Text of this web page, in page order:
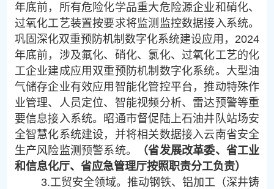
年底前，所有危险化学品重大危险源企业和硝化、
过氧化工艺装置按要求将监测监控数据接入系统。
巩固深化双重预防机制数字化系统建设应用，2024
年底前，涉及氟化、硝化、氯化、过氧化工艺的化
工企业建成应用双重预防机制数字化系统。大型油
气储存企业有效应用智能化管控平台，推动特殊作
业管理、人员定位、智能视频分析、雷达预警等重
要信息接入系统。昭通市督促陆上石油井队站场安
全智慧化系统建设，并将相关数据接入云南省安全
生产风险监测预警系统。
（省发展改革委、省工业
和信息化厅、省应急管理厅按照职责分工负责）
3.工贸安全领域。推动钢铁、铝加工（深井铸